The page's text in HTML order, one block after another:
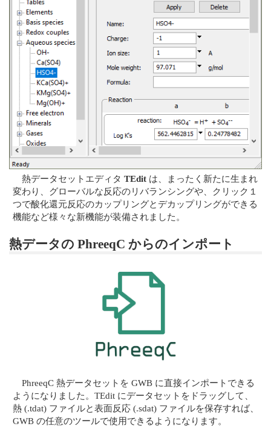
熱データセットエディタTEdit は、まったく新たに生まれ
変わり、グローバルな反応のリバランシングや、クリック１
つで酸化還元反応のカップリングとデカップリングができる
機能など様々な新機能が装備されました。
熱データの PhreeqC からのインポート
PhreeqC 熱データセットを GWB に直接インポートできる
ようになりました。TEdit にデータセットをドラッグして、
熱 (.tdat) ファイルと表面反応 (.sdat) ファイルを保存すれば、
GWB の任意のツールで使用できるようになります。